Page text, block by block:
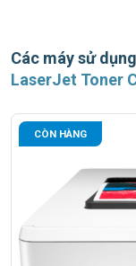
Các máy sử
LaserJet Toner
CÒN HÀNG